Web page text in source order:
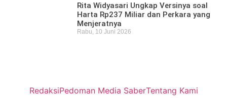
Rita Widyasari Ungkap Versinya soal
Harta Rp237 Miliar dan Perkara yang
Menjeratnya
Rabu, 10 Juni 2026
RedaksiPedoman Media SaberTentang Kami